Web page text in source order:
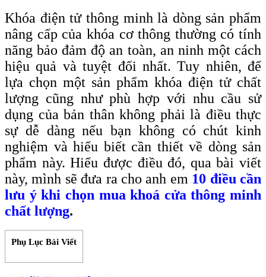
Khóa điện tử thông minh là dòng sản phẩm
nâng cấp của khóa cơ thông thường có tính
năng bảo đảm độ an toàn, an ninh một cách
hiệu quả và tuyệt đối nhất. Tuy nhiên, để
lựa chọn một sản phẩm khóa điện tử chất
lượng cũng như phù hợp với nhu cầu sử
dụng của bản thân không phải là điều thực
sự dễ dàng nếu bạn không có chút kinh
nghiệm và hiểu biết cần thiết về dòng sản
phẩm này. Hiểu được điều đó, qua bài viết
này, mình sẽ đưa ra cho anh em 10 điều cần
lưu ý khi chọn mua khoá cửa thông minh
chất lượng.
Phụ Lục Bài Viết